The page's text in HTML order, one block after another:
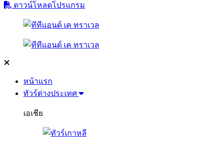
ดาวน์โหลดโปรแกรม
หน้าแรก
ทัวร์ต่างประเทศ
เอเชีย